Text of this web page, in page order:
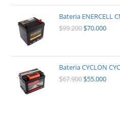
Bateria ENERCELL
$99.200 $70.000
Bateria CYCLON
$67.900 $55.000